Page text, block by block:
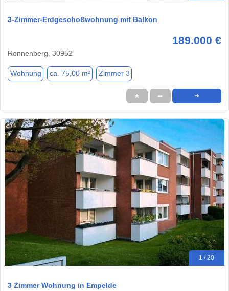
3-Zimmer-Erdgeschoßwohnung mit Balkon
189.000 €
Ronnenberg, 30952
Wohnung ca. 75,00 m² Zimmer 3
★ ➦ ➜
1 / 20
3 Zimmer Wohnung in Empelde